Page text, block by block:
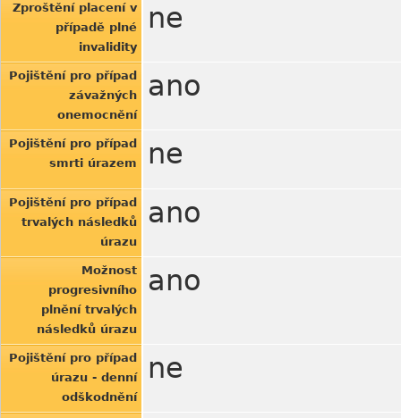
Zproštění placení v
případě plné
invalidity
ne
Pojištění pro případ
závažných
onemocnění
ano
Pojištění pro případ
smrti úrazem
ne
Pojištění pro případ
trvalých následků
úrazu
ano
Možnost
progresivního
plnění trvalých
následků úrazu
ano
Pojištění pro případ
úrazu - denní
odškodnění
ne